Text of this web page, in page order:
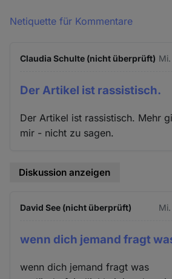
Netiquette für Kommentare
Claudia Schulte (nicht überprüft)
Der Artikel ist rassistisch.
Der Artikel ist rassistisch. Mehr
mir - nicht zu sagen.
Diskussion anzeigen
David See (nicht überprüft)
wenn dich jemand fragt
wenn dich jemand fragt was